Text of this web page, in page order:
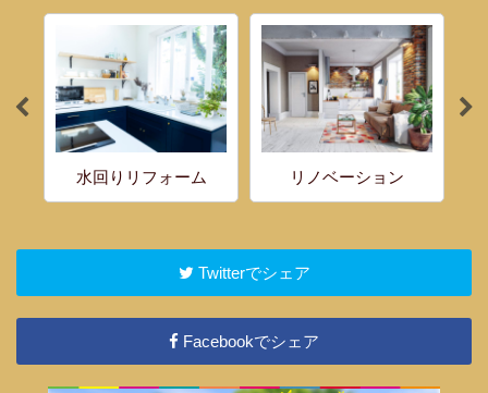
水回りリフォーム リノベーション
Twitterでシェア
Facebookでシェア